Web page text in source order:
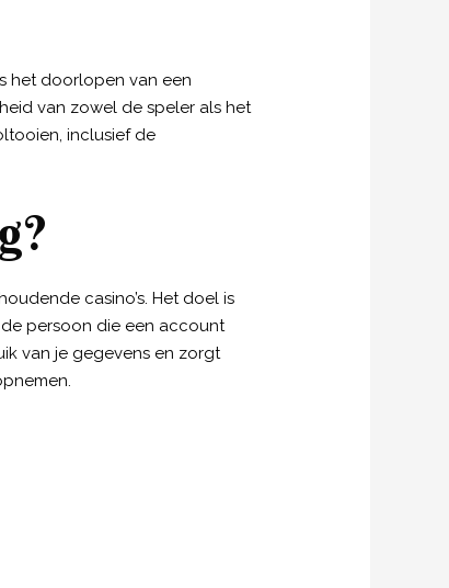
het doorlopen van een
van zowel de speler als het
inclusief de
casino’s. Het doel is
persoon die een account
van je gegevens en zorgt